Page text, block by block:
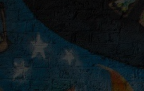
to
content